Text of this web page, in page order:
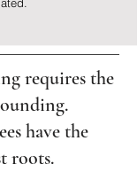
requires the
have the
roots.